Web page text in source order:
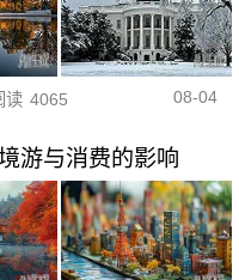
读 4065 08-04
游与消费的影响